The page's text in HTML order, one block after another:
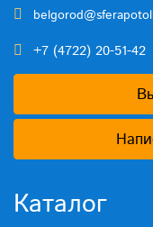
+7 (4722) 20-51-42
Каталог